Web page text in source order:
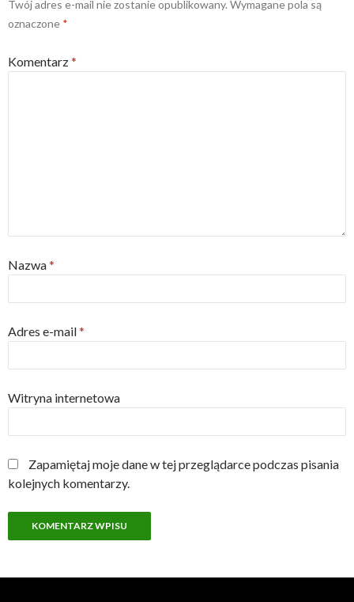
Twój adres e-mail nie zostanie opublikowany. Wymagane pola są
oznaczone *
Komentarz*
Nazwa*
Adres e-mail*
Witryna internetowa
Zapamiętaj moje dane w tej przeglądarce podczas pisania
kolejnych komentarzy.